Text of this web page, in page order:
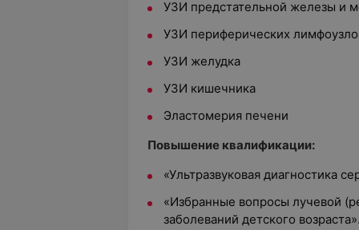
УЗИ предстательной железы и
УЗИ периферических
УЗИ желудка
УЗИ кишечника
Эластомерия печени
Повышение квалификации:
«Ультразвуковая диагностика
«Избранные вопросы лучевой
заболеваний детского возраста».